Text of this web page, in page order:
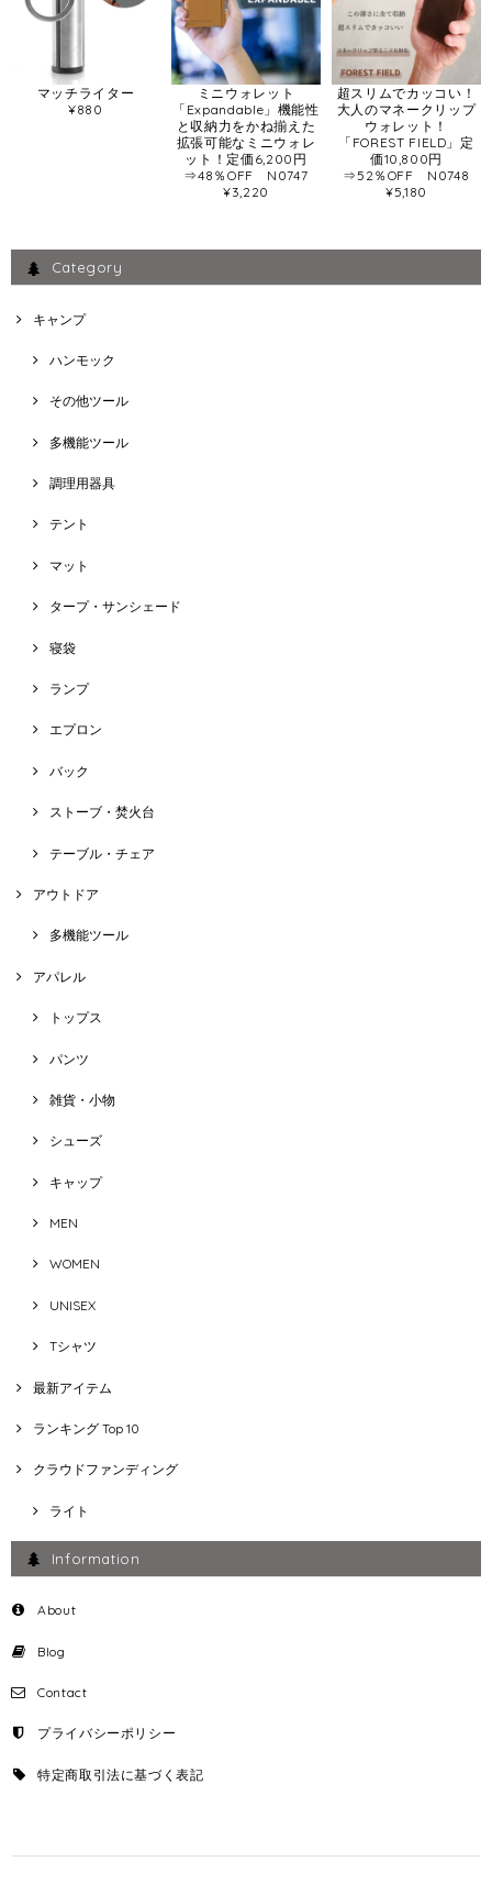
マッチライター
¥880
ミニウォレット
「Expandable」機能性
と収納力をかね揃えた
拡張可能なミニウォレ
ット！定価6,200円
⇒48％OFF N0747
¥3,220
超スリムでカッコい！
大人のマネークリップ
ウォレット！
「FOREST FIELD」定
価10,800円
⇒52％OFF N0748
¥5,180
Category
キャンプ
ハンモック
その他ツール
多機能ツール
調理用器具
テント
マット
タープ・サンシェード
寝袋
ランプ
エプロン
バック
ストーブ・焚火台
テーブル・チェア
アウトドア
多機能ツール
アパレル
トップス
パンツ
雑貨・小物
シューズ
キャップ
MEN
WOMEN
UNISEX
Tシャツ
最新アイテム
ランキング Top 10
クラウドファンディング
ライト
Information
About
Blog
Contact
プライバシーポリシー
特定商取引法に基づく表記